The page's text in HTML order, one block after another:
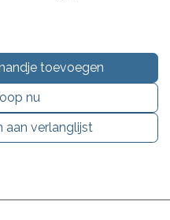
toevoegen
nu
aan verlanglijst